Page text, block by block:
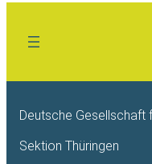
Deutsche Gesellschaft
Sektion Thüringen